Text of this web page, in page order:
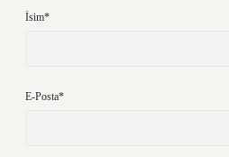
İsim*
E-Posta*